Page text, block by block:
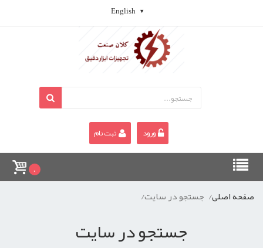
English
ورود ثبت نام
0
صفحه اصلی جستجو در سایت
جستجو در سایت